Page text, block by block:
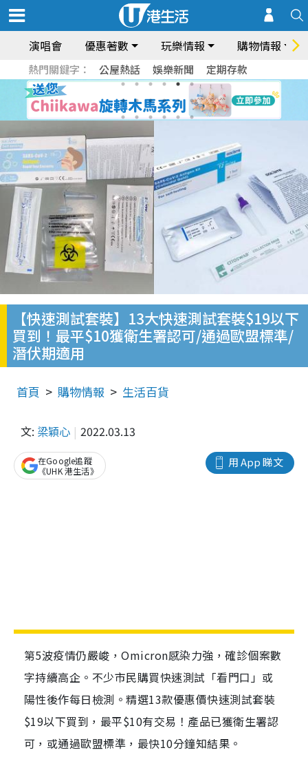
演唱會 優惠著數 玩樂情報 購物情報
熱門關鍵字： 公屋熱話 娛樂新聞 定期存款
【快速測試套裝】13大快速測試套裝$19以下
買到！最平$10獲衛生署認可/通過歐盟標準/
潛伏期適用
首頁 購物情報 生活百貨
文: 梁穎心 2022.03.13
用 App 睇文
在Google追蹤
《UHK 港生活》
第5波疫情仍嚴峻，Omicron感染力強，確診個案數
字持續高企。不少市民購買快速測試「看門口」或
陽性後作每日檢測。精選13款優惠價快速測試套裝
$19以下買到，最平$10有交易！產品已獲衛生署認
可，或通過歐盟標準，最快10分鐘知結果。